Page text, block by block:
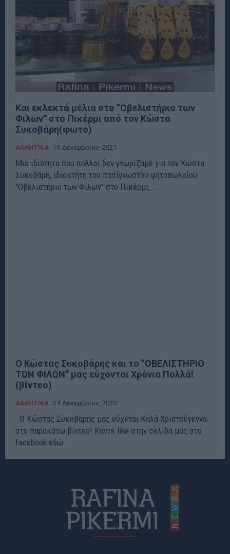
Και εκλεκτά μέλια στο ”Οβελιστήριο των
Φίλων” στο Πικέρμι από τον Κώστα
Συκοβάρη(φωτο)
ΑΘΛΗΤΙΚΑ 15 Δεκεμβρίου, 2021
Μια ιδιότητα που πολλοί δεν γνωρίζαμε για τον Κώστα
Συκοβάρη, ιδιοκτήτη του πασίγνωστου ψητοπωλείου
''Οβελιστήριο των Φίλων'' στο Πικέρμι,...
Ο Κώστας Συκοβάρης και το ”ΟΒΕΛΙΣΤΗΡΙΟ
ΤΩΝ ΦΙΛΩΝ” μας εύχονται Χρόνια Πολλά!
(βίντεο)
ΑΘΛΗΤΙΚΑ 24 Δεκεμβρίου, 2020
στο παρακάτω βίντεο! Κάντε like στην σελίδα μας στο
facebook εδώ